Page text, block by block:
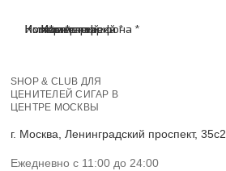
SHOP & CLUB ДЛЯ
ЦЕНИТЕЛЕЙ СИГАР В
ЦЕНТРЕ МОСКВЫ
г. Москва, Ленинградский проспект, 35с2
Ежедневно с 11:00 до 24:00
Имя *
Номер телефона *
Комментарий
Имя *
Номер телефона *
Комментарий